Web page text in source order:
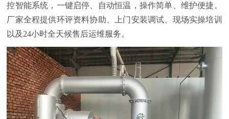
控智能系统，一键启停、自动恒温，操作简单、维护便捷。
厂家全程提供环评资料协助、上门安装调试、现场实操培训
以及24小时全天候售后运维服务。